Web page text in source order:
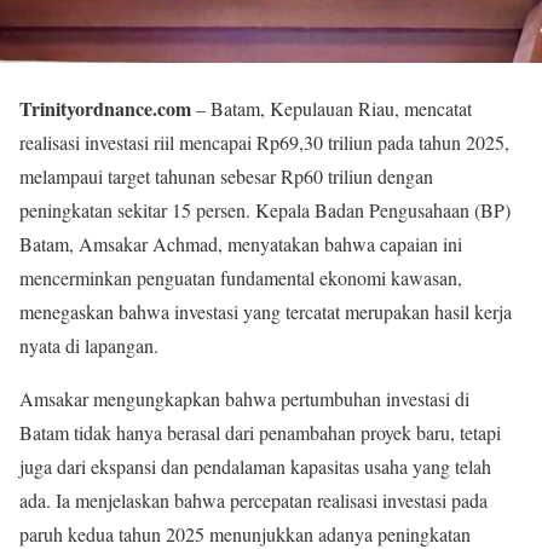
Trinityordnance.com– Batam, Kepulauan Riau, mencatat
realisasi investasi riil mencapai Rp69,30 triliun pada tahun 2025,
melampaui target tahunan sebesar Rp60 triliun dengan
peningkatan sekitar 15 persen. Kepala Badan Pengusahaan (BP)
Batam, Amsakar Achmad, menyatakan bahwa capaian ini
mencerminkan penguatan fundamental ekonomi kawasan,
menegaskan bahwa investasi yang tercatat merupakan hasil kerja
nyata di lapangan.
Amsakar mengungkapkan bahwa pertumbuhan investasi di
Batam tidak hanya berasal dari penambahan proyek baru, tetapi
juga dari ekspansi dan pendalaman kapasitas usaha yang telah
ada. Ia menjelaskan bahwa percepatan realisasi investasi pada
paruh kedua tahun 2025 menunjukkan adanya peningkatan